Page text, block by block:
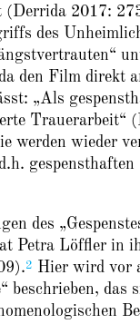
(Derrida 2017:
des
den Film direkt
„Als
werden wieder
des
Petra Löffler in
2 Hier wird vor
beschrieben, das